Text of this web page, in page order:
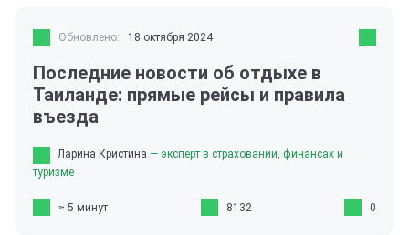
Обновлено: 18 октября 2024
Последние новости об отдыхе в
Таиланде: прямые рейсы и правила
въезда
Ларина Кристина — эксперт в страховании, финансах и
туризме
≈ 5 минут 8132 0